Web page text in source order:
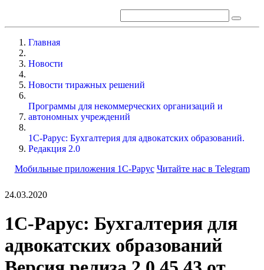
Главная
Новости
Новости тиражных решений
Программы для некоммерческих организаций и
автономных учреждений
1С-Рарус: Бухгалтерия для адвокатских образований.
Редакция 2.0
Мобильные приложения 1С-Рарус Читайте нас в Telegram
24.03.2020
1С-Рарус: Бухгалтерия для
адвокатских образований